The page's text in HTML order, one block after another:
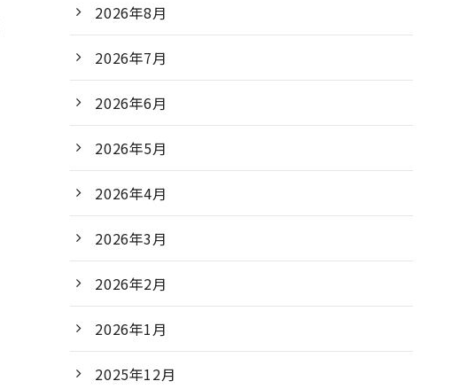
2026年8月
2026年7月
2026年6月
2026年5月
2026年4月
2026年3月
2026年2月
2026年1月
2025年12月